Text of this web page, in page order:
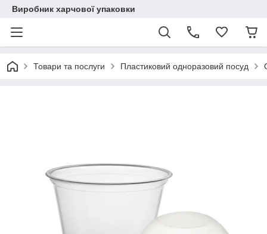
Виробник харчової упаковки
Товари та послуги Пластиковий одноразовий посуд